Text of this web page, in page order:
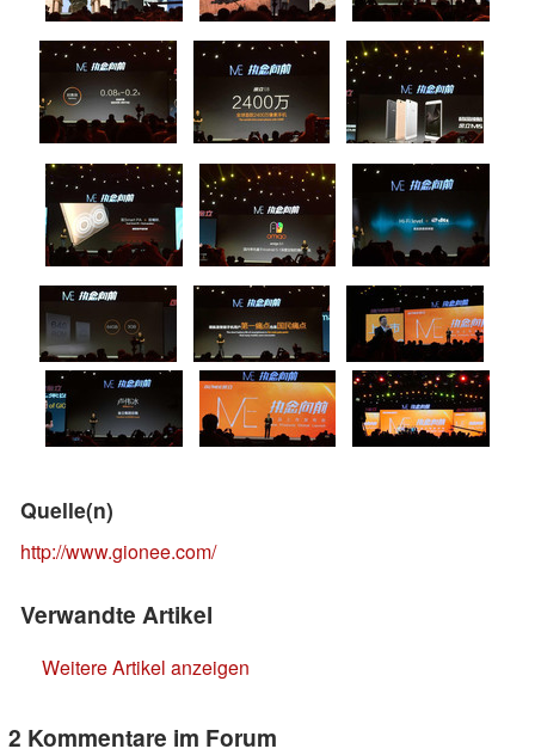
Quelle(n)
http://www.gionee.com/
Verwandte Artikel
Weitere Artikel anzeigen
2 Kommentare im Forum